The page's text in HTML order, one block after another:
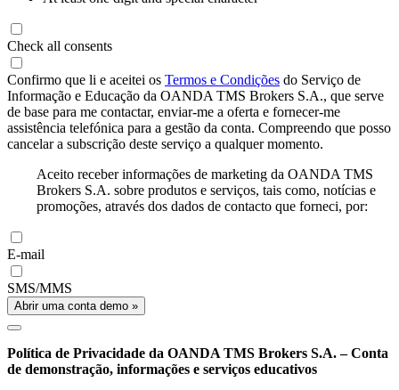
Check all consents
Confirmo que li e aceitei os Termos e Condições do Serviço de
Informação e Educação da OANDA TMS Brokers S.A., que serve
de base para me contactar, enviar-me a oferta e fornecer-me
assistência telefónica para a gestão da conta. Compreendo que posso
cancelar a subscrição deste serviço a qualquer momento.
Aceito receber informações de marketing da OANDA TMS
Brokers S.A. sobre produtos e serviços, tais como, notícias e
promoções, através dos dados de contacto que forneci, por:
E-mail
SMS/MMS
Abrir uma conta demo »
Política de Privacidade da OANDA TMS Brokers S.A. – Conta
de demonstração, informações e serviços educativos